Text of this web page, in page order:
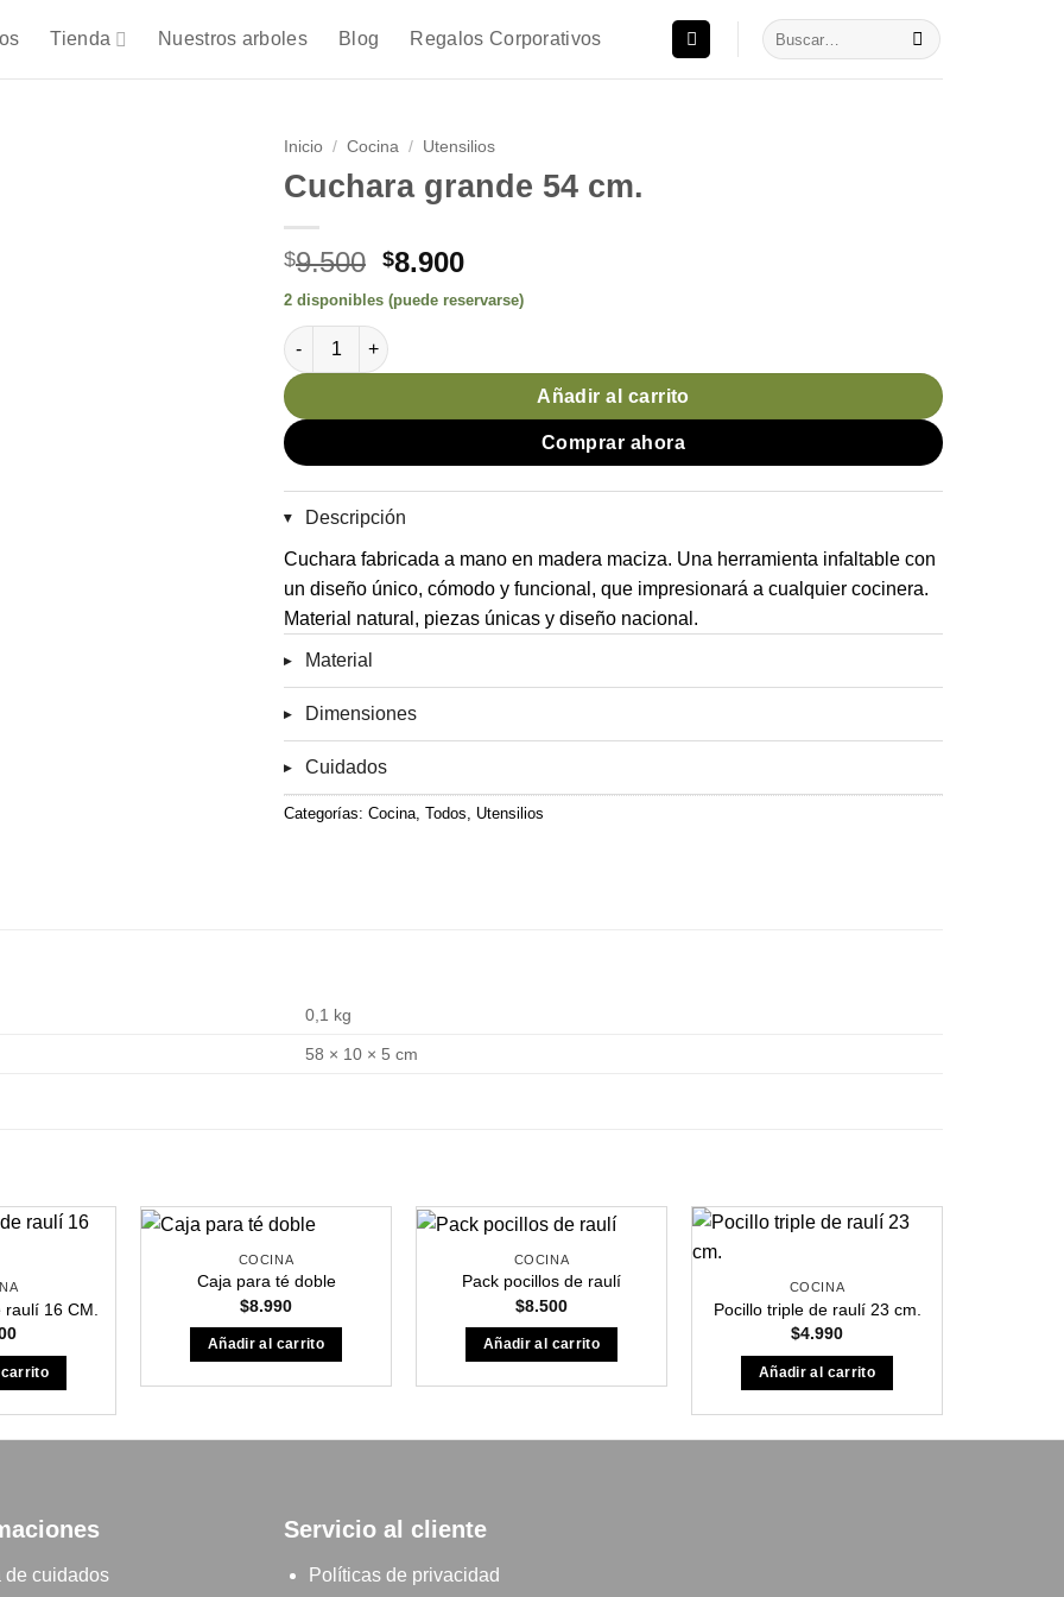
Tienda Nuestros arboles Blog Regalos Corporativos
Buscar
por:
Inicio / Cocina / Utensilios
Cuchara grande 54 cm.
$9.500 El
precio
original
era:
$9.500.
$8.900El
precio
actual
$8.900.
2 disponibles (puede reservarse)
Cuchara grande 54 cm. cantidad
Añadir al carrito
Comprar ahora
Descripción
Cuchara fabricada a mano en madera maciza. Una herramienta infaltable con
un diseño único, cómodo y funcional, que impresionará a cualquier cocinera.
Material natural, piezas únicas y diseño nacional.
Material
Dimensiones
Cuidados
Categorías: Cocina Todos Utensilios
0,1 kg
58 × 10 × 5 cm
16 CM.
COCINA
Caja para té doble
$8.990
Añadir al carrito
COCINA
Pack pocillos de raulí
$8.500
Añadir al carrito
COCINA
Pocillo triple de raulí 23 cm.
$4.990
Añadir al carrito
de cuidados
Servicio al cliente
Políticas de privacidad